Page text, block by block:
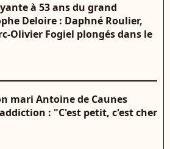
à 53 ans du grand
Deloire : Daphné Roulier,
Olivier Fogiel plongés dans le
mari Antoine de Caunes
: "C'est petit, c'est cher